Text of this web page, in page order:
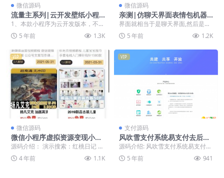
微信源码
流量主系列|云开发壁纸小程
序源码+超详细视频教程下载
1、本款小程序为云开发版本，不需
要服务器域名 微信和QQ都能搭建
内有教学视频 ...
5 年前 1.3K
微信源码
亲测|仿聊天界面表情包机器
人小程序源码下载
界面就相当于是聊天界面,然后是你
和AI的界面 打开小程序后会自动全
网推送几个表情...
5 年前 1.2K
VIP
微信源码
微信小程序虚拟资源变现小程
序知识付费个人企业流量主小
程序开发搭建激励广告视频
源码介绍： 演示搜索：红桃日记 源
码采用uniapp开发 后台thinkphp ...
4 年前 1.1K
VIP
支付源码
风吹雪支付系统易支付去后台
验证版本代理系统个人易支付
完整100%可运行网站源码
源码介绍: 风吹雪支付系统易支付去
后台验证版本代理系统个人易支付
完整100%可运...
5 年前 941